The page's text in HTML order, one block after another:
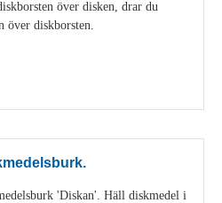
över disken, drar du
över diskborsten.
'Diskan'. Häll diskmedel i